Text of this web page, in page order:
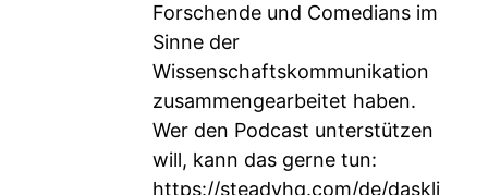
Forschende und Comedians im
Sinne der
Wissenschaftskommunikation
zusammengearbeitet haben.
Wer den Podcast unterstützen
will, kann das gerne tun:
https://steadyhq.com/de/daskli